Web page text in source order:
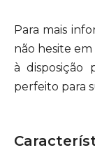
Para mais
não hesite
à disposição
perfeito para